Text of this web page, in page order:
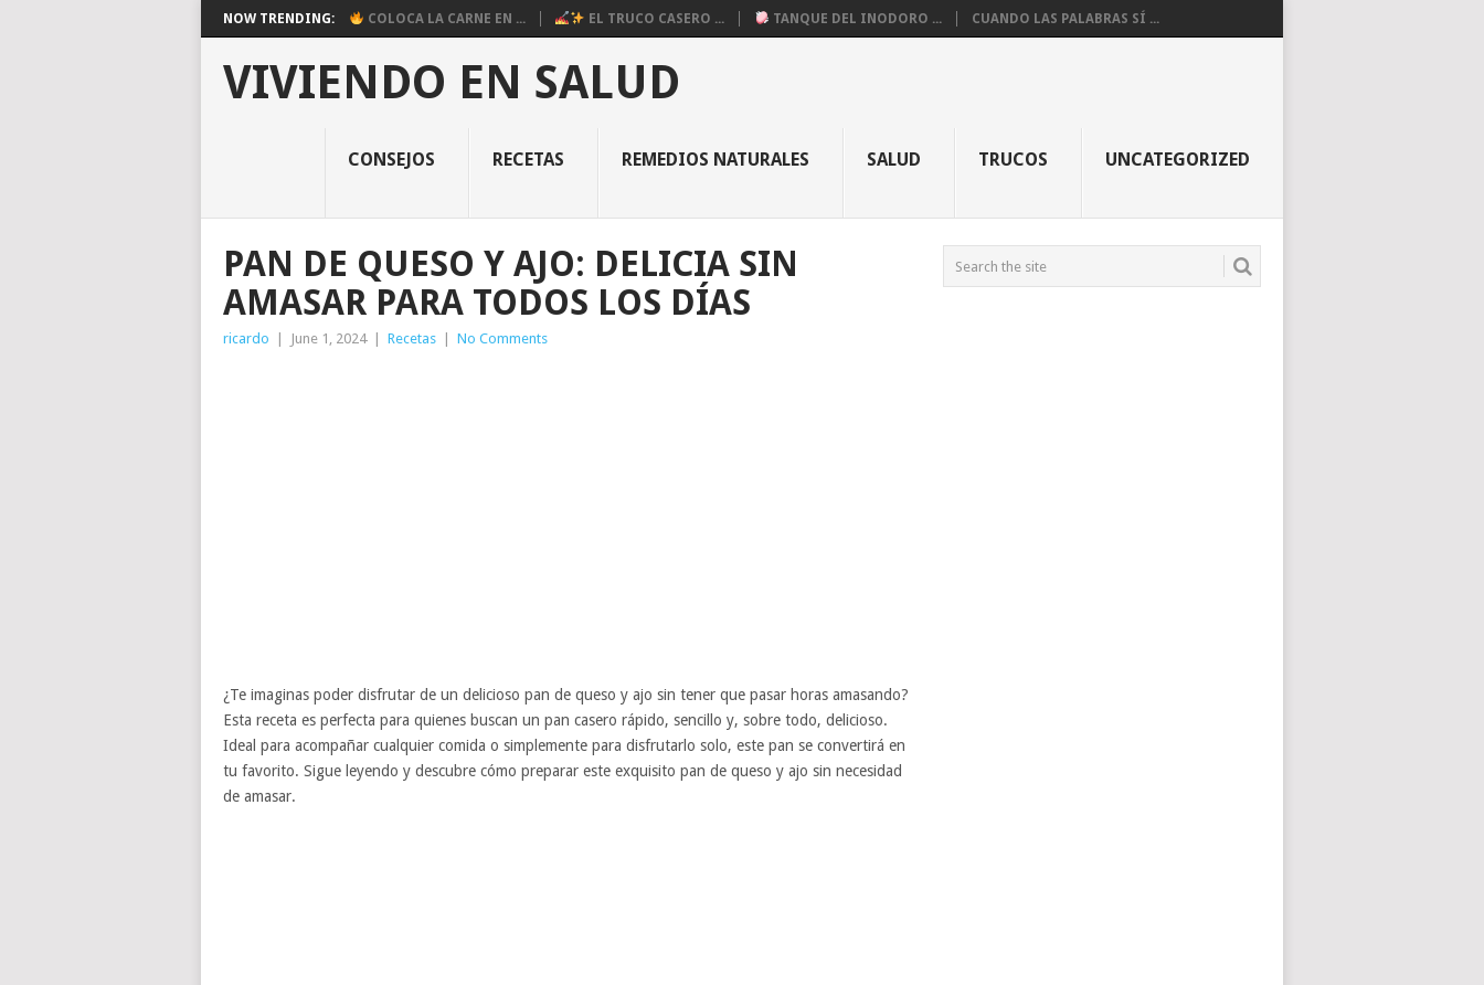
NOW TRENDING: COLOCA LA CARNE EN ... EL TRUCO CASERO ... TANQUE DEL INODORO ... CUANDO LAS PALABRAS SÍ ...
VIVIENDO EN SALUD
CONSEJOS RECETAS REMEDIOS NATURALES SALUD TRUCOS UNCATEGORIZED
PAN DE QUESO Y AJO: DELICIA SIN
AMASAR PARA TODOS LOS DÍAS
ricardo June 1, 2024 Recetas No Comments
¿Te imaginas poder disfrutar de un delicioso pan de queso y ajo sin tener que pasar horas amasando?
Esta receta es perfecta para quienes buscan un pan casero rápido, sencillo y, sobre todo, delicioso.
Ideal para acompañar cualquier comida o simplemente para disfrutarlo solo, este pan se convertirá en
tu favorito. Sigue leyendo y descubre cómo preparar este exquisito pan de queso y ajo sin necesidad
de amasar.